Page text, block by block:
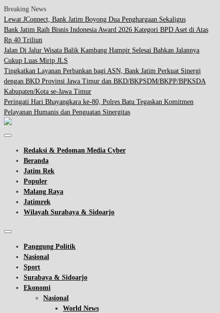
Breaking News
Lewat JConnect, Bank Jatim Boyong Dua Penghargaan Sekaligus
Bank Jatim Raih Bisnis Indonesia Award 2026 Kategori BPD Aset di Atas
Rp 40 Triliun
Jalan Di Jalur Wisata Balik Kambang Hampir Selesai Bahkan Jalannya
Cukup Luas Mirip JLS
Tingkatkan Layanan Perbankan bagi ASN, Bank Jatim Perkuat Sinergi
dengan BKD Provinsi Jawa Timur dan BKD/BKPSDM/BKPP/BPKSDA
Kabupaten/Kota se-Jawa Timur
Peringati Hari Bhayangkara ke-80, Polres Batu Tegaskan Komitmen
Pelayanan Humanis dan Penguatan Sinergitas
Redaksi & Pedoman Media Cyber
Beranda
Jatim Rek
Populer
Malang Raya
Jatimrek
Wilayah Surabaya & Sidoarjo
Panggung Politik
Nasional
Sport
Surabaya & Sidoarjo
Ekonomi
Nasional
World News